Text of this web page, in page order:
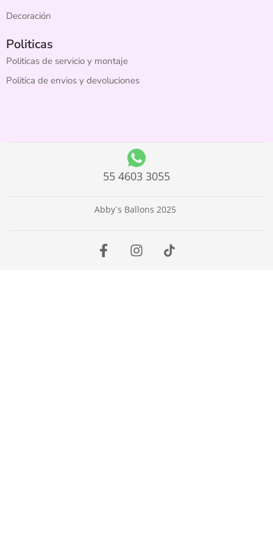
Decoración
Politicas
Politicas de servicio y montaje
Politica de envios y devoluciones
55 4603 3055
Abby´s Ballons 2025